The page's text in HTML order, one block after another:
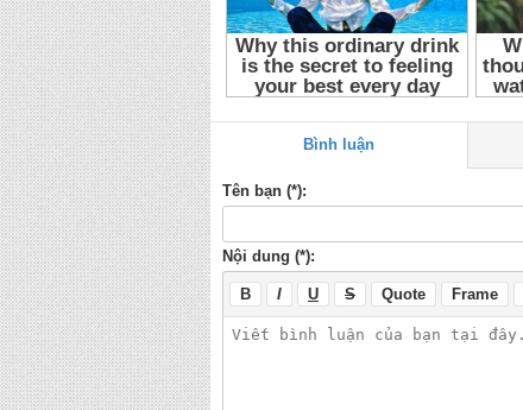
Bình luận
Tên bạn (*):
Nội dung (*):
B I U S Quote Frame